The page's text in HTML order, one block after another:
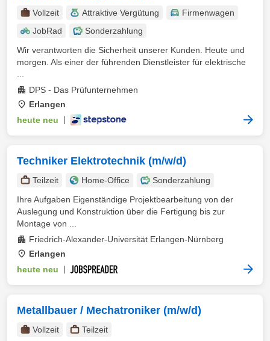
Vollzeit Attraktive Vergütung
Firmenwagen
JobRad
Sonderzahlung
Wir verantworten die Sicherheit unserer Kunden. Heute und
morgen. Als einer der führenden Dienstleister für elektrische
DPS - Das Prüfunternehmen
Erlangen
heute neu
Techniker Elektrotechnik (m/w/d)
Teilzeit Home-Office
Sonderzahlung
Ihre Aufgaben Eigenständige Projektbearbeitung von der
Auslegung und Konstruktion über die Fertigung bis zur
Montage von ...
Friedrich-Alexander-Universität Erlangen-Nürnberg
Erlangen
heute neu
Metallbauer / Mechatroniker (m/w/d)
Vollzeit
Teilzeit